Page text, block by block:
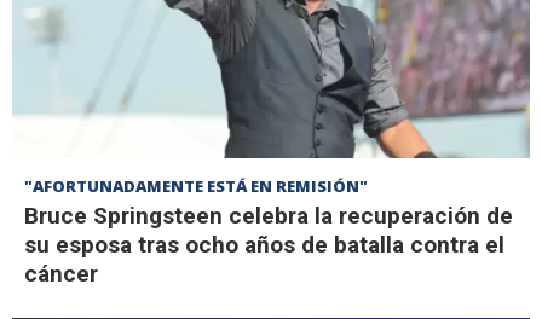
"AFORTUNADAMENTE ESTÁ EN REMISIÓN"
Bruce Springsteen celebra la recuperación de
su esposa tras ocho años de batalla contra el
cáncer